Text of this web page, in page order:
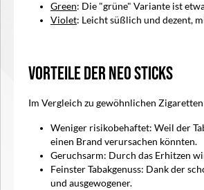
Green: Die "grüne" Variante ist
Violet: Leicht süßlich und dezent,
Vorteile der neo Sticks
Im Vergleich zu gewöhnlichen
Weniger risikobehaftet: Weil der
einen Brand verursachen könnten.
Geruchsarm: Durch das Erhitzen
Feinster Tabakgenuss: Dank der
und ausgewogener.